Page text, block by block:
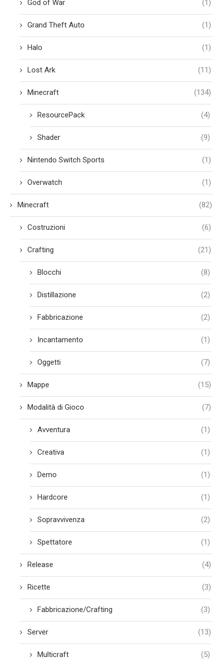
God of War (1)
Grand Theft Auto (1)
Halo (1)
Lost Ark (11)
Minecraft (134)
ResourcePack (4)
Shader (9)
Nintendo Switch Sports (1)
Overwatch (1)
Minecraft (82)
Costruzioni (6)
Crafting (21)
Blocchi (8)
Distillazione (2)
Fabbricazione (2)
Incantamento (1)
Oggetti (7)
Mappe (15)
Modalità di Gioco (7)
Avventura (1)
Creativa (1)
Demo (1)
Hardcore (1)
Sopravvivenza (2)
Spettatore (1)
Release (4)
Ricette (3)
Fabbricazione/Crafting (3)
Server (13)
Multicraft (5)